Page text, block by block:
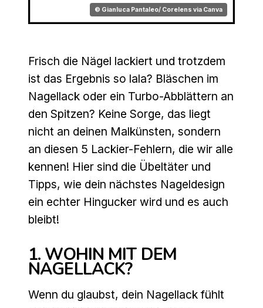
© Gianluca Pantaleo/ Corelens via Canva
Frisch die Nägel lackiert und trotzdem
ist das Ergebnis so lala? Bläschen im
Nagellack oder ein Turbo-Abblättern an
den Spitzen? Keine Sorge, das liegt
nicht an deinen Malkünsten, sondern
an diesen 5 Lackier-Fehlern, die wir alle
kennen! Hier sind die Übeltäter und
Tipps, wie dein nächstes Nageldesign
ein echter Hingucker wird und es auch
bleibt!
1. WOHIN MIT DEM
NAGELLACK?
Wenn du glaubst, dein Nagellack fühlt